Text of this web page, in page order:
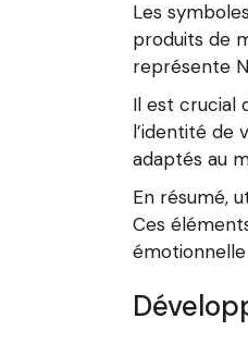
Les
produits de
représente
Il est crucial
l’identité de
adaptés au
En résumé,
Ces